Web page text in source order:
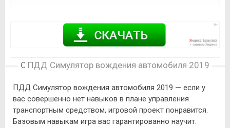
Описание игры
ПДД Симулятор вождения автомобиля 2019
ПДД Симулятор вождения автомобиля 2019 — если у
вас совершенно нет навыков в плане управления
транспортным средством, игровой проект понравится.
Базовым навыкам игра вас гарантированно научит.